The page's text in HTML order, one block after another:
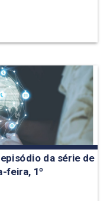
da série de
feira, 1º